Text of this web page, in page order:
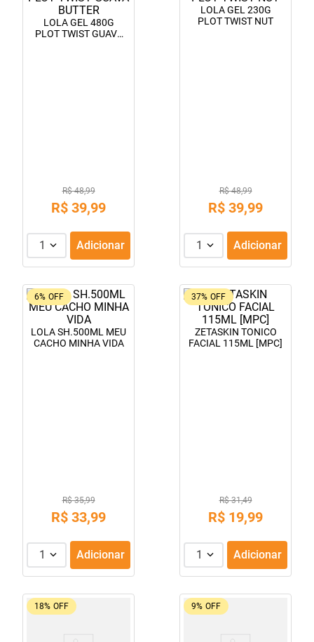
LOLA GEL 480G
PLOT TWIST GUAVA
R$ 48,99
R$ 39,99
1 Adicionar
LOLA GEL 230G
PLOT TWIST NUT
R$ 48,99
R$ 39,99
1 Adicionar
6% OFF
LOLA SH.500ML MEU
CACHO MINHA VIDA
R$ 35,99
R$ 33,99
1 Adicionar
37% OFF
ZETASKIN TONICO
FACIAL 115ML [MPC]
R$ 31,49
R$ 19,99
1 Adicionar
18% OFF 9% OFF